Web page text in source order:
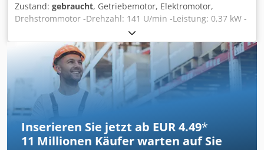
Zustand: gebraucht, Getriebemotor, Elektromotor,
Drehstrommotor -Drehzahl: 141 U/min -Leistung: 0,37 kW -
Bauform: B3 Winkel -Welle: Ø 18 mm -Schutzart: IP 44 -
Anzahl: 2x vorhanden -Preis: pro Stück -Abmessungen:
320/143/H220 mm -Gewicht: 9,6 kg Dcsdpfjci N E Usx Amyjk
Inserieren Sie jetzt ab EUR 4.49*
11 Millionen Käufer warten auf Sie